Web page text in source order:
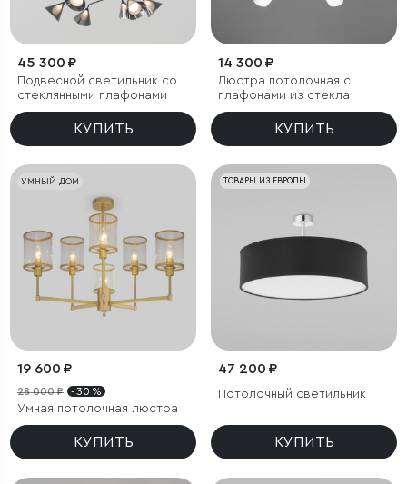
45 300 ₽
Подвесной светильник со
стеклянными плафонами
КУПИТЬ
14 300 ₽
Люстра потолочная с
плафонами из стекла
КУПИТЬ
УМНЫЙ ДОМ
19 600 ₽
28 000 ₽ - 30 %
Умная потолочная люстра
КУПИТЬ
ТОВАРЫ ИЗ ЕВРОПЫ
47 200 ₽
Потолочный светильник
КУПИТЬ